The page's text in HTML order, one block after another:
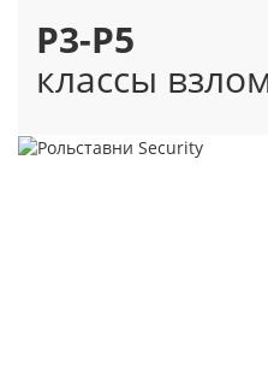
Р3-Р5
классы